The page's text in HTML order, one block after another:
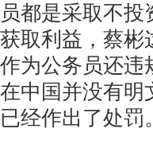
员都是采取不
获取利益，蔡彬
作为公务员还违
在中国并没有明
已经作出了处罚